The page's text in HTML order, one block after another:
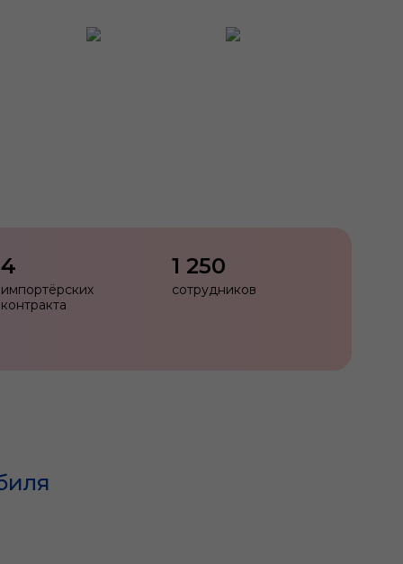
4
импортёрских
контракта
1 250
сотрудников